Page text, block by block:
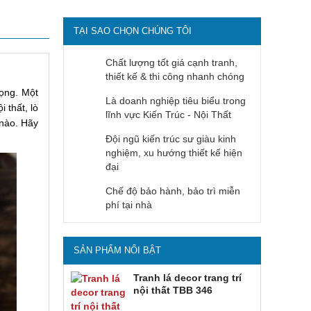
Một
thất, lò
Hãy
TẠI SAO CHỌN CHÚNG TÔI
Chất lượng tốt giá cạnh tranh,
thiết kế & thi công nhanh chóng
Là doanh nghiệp tiêu biểu trong
lĩnh vực Kiến Trúc - Nội Thất
Đội ngũ kiến trúc sư giàu kinh
nghiệm, xu hướng thiết kế hiện
đại
Chế độ bảo hành, bảo trì miễn
phí tại nhà
SẢN PHẨM NỔI BẬT
Tranh lá decor trang trí
nội thất TBB 346